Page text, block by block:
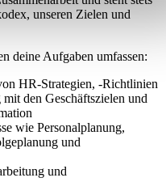
unseren Zielen und
deine Aufgaben umfassen:
HR-Strategien, -Richtlinien
den Geschäftszielen und
wie Personalplanung,
und
und